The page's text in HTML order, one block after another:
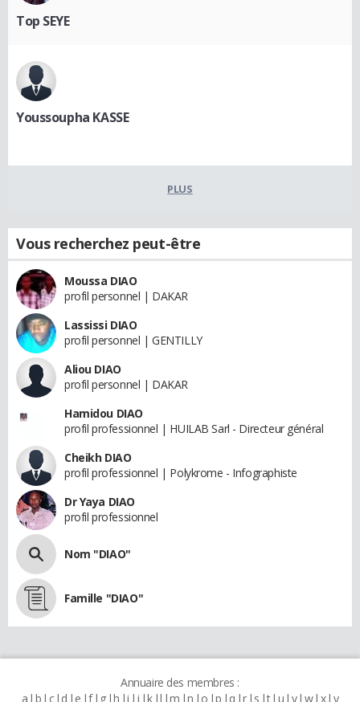
Top SEYE
Youssoupha KASSE
PLUS
Vous recherchez peut-être
Moussa DIAO
profil personnel | DAKAR
Lassissi DIAO
profil personnel | GENTILLY
Aliou DIAO
profil personnel | DAKAR
Hamidou DIAO
profil professionnel | HUILAB Sarl - Directeur général
Cheikh DIAO
profil professionnel | Polykrome - Infographiste
Dr Yaya DIAO
profil professionnel
Nom "DIAO"
Famille "DIAO"
Annuaire des membres :
a b c d e f g h i j k l m n o p q r s t u v w x y